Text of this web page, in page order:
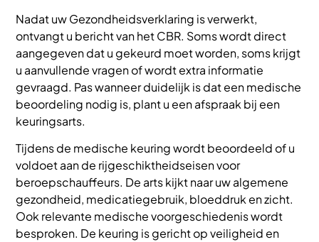
Nadat uw Gezondheidsverklaring is verwerkt,
ontvangt u bericht van het CBR. Soms wordt direct
aangegeven dat u gekeurd moet worden, soms krijgt
u aanvullende vragen of wordt extra informatie
gevraagd. Pas wanneer duidelijk is dat een medische
beoordeling nodig is, plant u een afspraak bij een
keuringsarts.
Tijdens de medische keuring wordt beoordeeld of u
voldoet aan de rijgeschiktheidseisen voor
beroepschauffeurs. De arts kijkt naar uw algemene
gezondheid, medicatiegebruik, bloeddruk en zicht.
Ook relevante medische voorgeschiedenis wordt
besproken. De keuring is gericht op veiligheid en